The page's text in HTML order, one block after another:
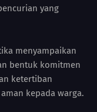
yang
menyampaikan
bentuk komitmen
ketertiban
kepada warga.